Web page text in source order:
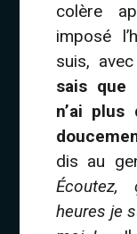
colère
imposé
suis,
sais que
n’ai
dis au
Écoutez,
heures je